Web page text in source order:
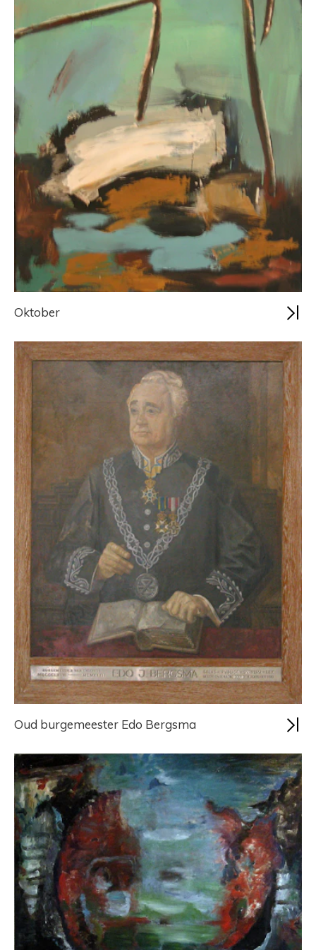
Oktober
Oud burgemeester Edo Bergsma